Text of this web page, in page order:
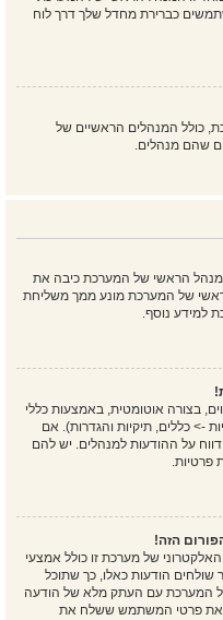
כברירת מחדל שלך דרך לוח
כולל המנהלים הראשיים של
שהם מנהלים.
המנהל הראשי של המערכת כיבה את
של המערכת מונע ממך משליחת
למידע נוסף.
בצורה אוטומטית, באמצעות כללי
-> כללים, תיקיות והגדרות). אם
על ההודעות למנהלים. יש להם
פרטיות.
הזה!
של מערכת זו כולל אמצעי
הודעות כאלו, כך שתוכל
המערכת עם העתק מלא של הודעה
את פרטי המשתמש ששלח את